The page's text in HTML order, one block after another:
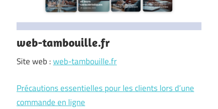
web-tambouille.fr
Site web :web-tambouille.fr
Précautions essentielles pour les clients lors d’une
commande en ligne